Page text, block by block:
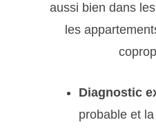
aussi bien dans
les
Diagnostic
probable et